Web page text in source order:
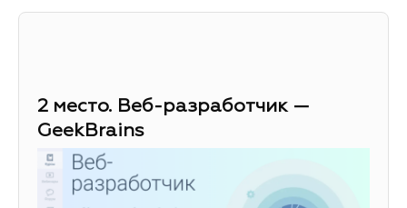
2 место. Веб-разработчик —
GeekBrains